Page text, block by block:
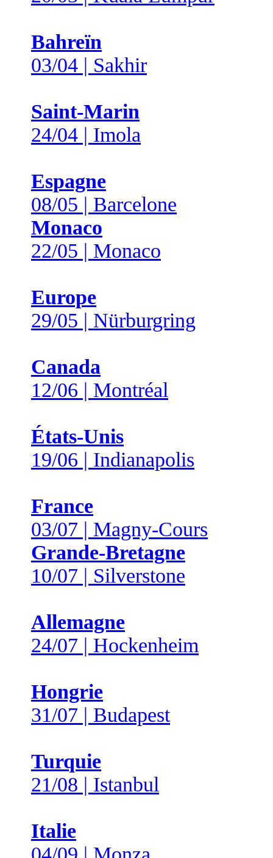
Bahreïn
03/04 | Sakhir
Saint-Marin
24/04 | Imola
Espagne
08/05 | Barcelone
Monaco
22/05 | Monaco
Europe
29/05 | Nürburgring
Canada
12/06 | Montréal
États-Unis
19/06 | Indianapolis
France
03/07 | Magny-Cours
Grande-Bretagne
10/07 | Silverstone
Allemagne
24/07 | Hockenheim
Hongrie
31/07 | Budapest
Turquie
21/08 | Istanbul
Italie